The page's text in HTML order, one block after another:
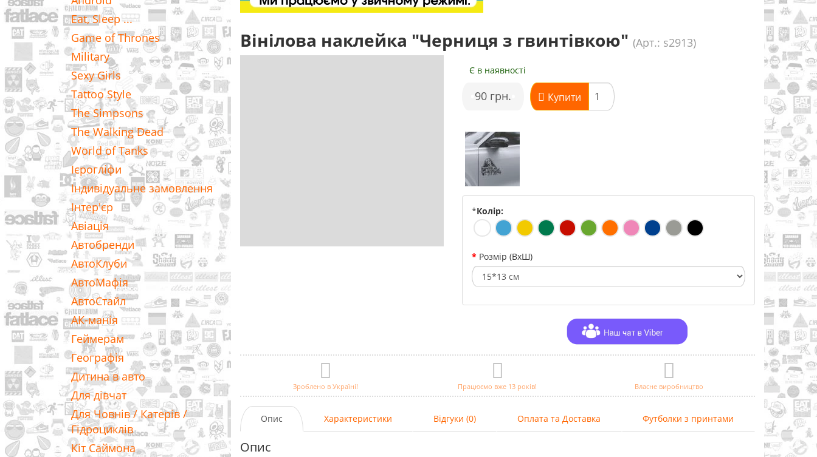
Eat, Sleep ...
Game of Thrones
Military
Sexy Girls
Tattoo Style
The Simpsons
The Walking Dead
World of Tanks
Ієрогліфи
Індивідуальне замовлення
Інтер'єр
Авіація
Автобренди
АвтоКлуби
АвтоМафія
АвтоСтайл
АК-манія
Геймерам
Географія
Дитина в авто
Для дівчат
Для Човнів / Катерів /
Гідроциклів
Кіт Саймона
Вінілова наклейка "Черниця з гвинтівкою" (Арт.: s2913)
Є в наявності
90 грн. Купити
*Колір:
Розмір (ВхШ)
Зроблено в Україні! Працюємо вже 13 років! Власне виробництво
Опис Характеристики Відгуки (0) Оплата та Доставка Футболки з принтами
Опис